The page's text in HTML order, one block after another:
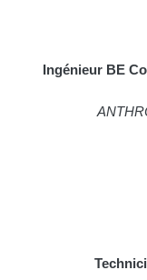
Ingénieur BE